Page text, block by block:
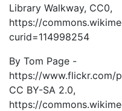
Library Walkway, CC0,
https://
curid=114998254
By Tom Page -
https://www.flickr.com/
CC BY-SA 2.0,
https://